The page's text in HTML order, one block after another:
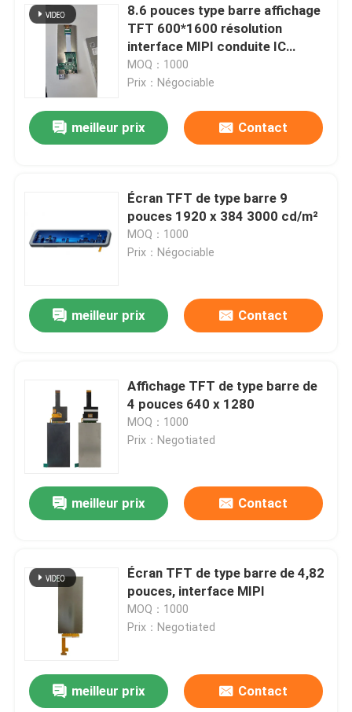
8.6 pouces type barre affichage
TFT 600*1600 résolution
interface MIPI conduite IC
JD9365DA-H3
MOQ：1000
Prix：Négociable
meilleur prix Contact
Écran TFT de type barre 9
pouces 1920 x 384 3000 cd/m²
MOQ：1000
Prix：Négociable
meilleur prix Contact
Affichage TFT de type barre de
4 pouces 640 x 1280
MOQ：1000
Prix：Negotiated
meilleur prix Contact
Écran TFT de type barre de 4,82
pouces, interface MIPI
MOQ：1000
Prix：Negotiated
meilleur prix Contact